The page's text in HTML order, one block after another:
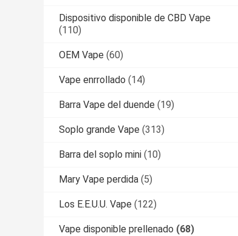
Dispositivo disponible de CBD Vape
(110)
OEM Vape (60)
Vape enrrollado (14)
Barra Vape del duende (19)
Soplo grande Vape (313)
Barra del soplo mini (10)
Mary Vape perdida (5)
Los E.E.U.U. Vape (122)
Vape disponible prellenado (68)